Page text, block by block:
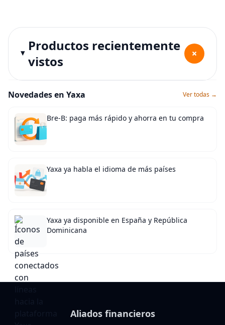
Productos recientemente
vistos
+
Novedades en Yaxa Ver todas →
Bre-B: paga más rápido y ahorra en tu compra
Yaxa ya habla el idioma de más países
Yaxa ya disponible en España y República
Dominicana
Aliados financieros